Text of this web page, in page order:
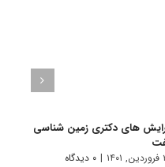
های دکتری زمین شناسی
| ۰ دیدگاه